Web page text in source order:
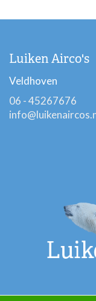
Luiken Airco's
Veldhoven
06 - 45267676